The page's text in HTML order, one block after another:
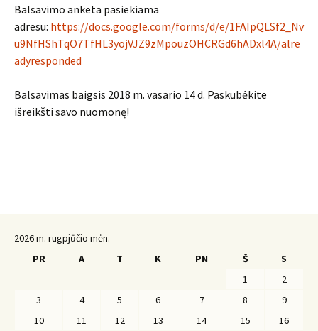
Balsavimo anketa pasiekiama
adresu: https://docs.google.com/forms/d/e/1FAIpQLSf2_Nv
u9NfHShTqO7TfHL3yojVJZ9zMpouzOHCRGd6hADxl4A/alre
adyresponded
Balsavimas baigsis 2018 m. vasario 14 d. Paskubėkite
išreikšti savo nuomonę!
2026 m. rugpjūčio mėn.
PR
A T K PN Š
S
1
2
3
4 5 6 7 8
9
10
11 12 13 14 15
16